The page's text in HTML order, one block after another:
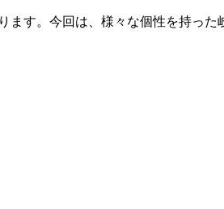
す。今回は、様々な個性を持った